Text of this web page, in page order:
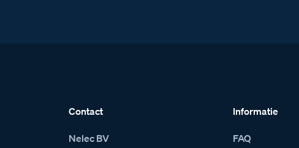
Contact
Nelec BV
Informatie
FAQ